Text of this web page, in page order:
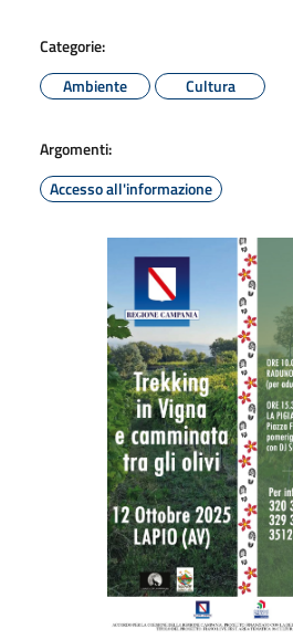
Categorie:
Ambiente
Cultura
Argomenti:
Accesso all'informazione